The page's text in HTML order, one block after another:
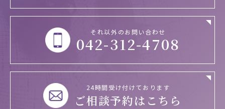
それ以外のお問い合わせ
042-312-4708
24時間受け付けております
ご相談予約はこちら